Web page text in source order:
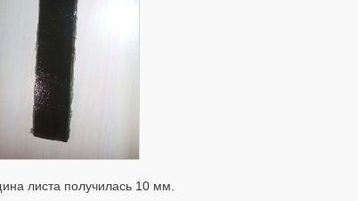
листа получилась 10 мм.